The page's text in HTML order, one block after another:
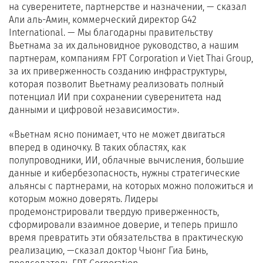
на суверенитете, партнерстве и назначении, — сказал
Али аль-Амин, коммерческий директор G42
International. — Мы благодарны правительству
Вьетнама за их дальновидное руководство, а нашим
партнерам, компаниям FPT Corporation и Viet Thai Group,
за их приверженность созданию инфраструктуры,
которая позволит Вьетнаму реализовать полный
потенциал ИИ при сохранении суверенитета над
данными и цифровой независимости».
«Вьетнам ясно понимает, что не может двигаться
вперед в одиночку. В таких областях, как
полупроводники, ИИ, облачные вычисления, большие
данные и кибербезопасность, нужны стратегические
альянсы с партнерами, на которых можно положиться и
которым можно доверять. Лидеры
продемонстрировали твердую приверженность,
сформировали взаимное доверие, и теперь пришло
время превратить эти обязательства в практическую
реализацию, —сказал доктор Чыонг Гиа Бинь,